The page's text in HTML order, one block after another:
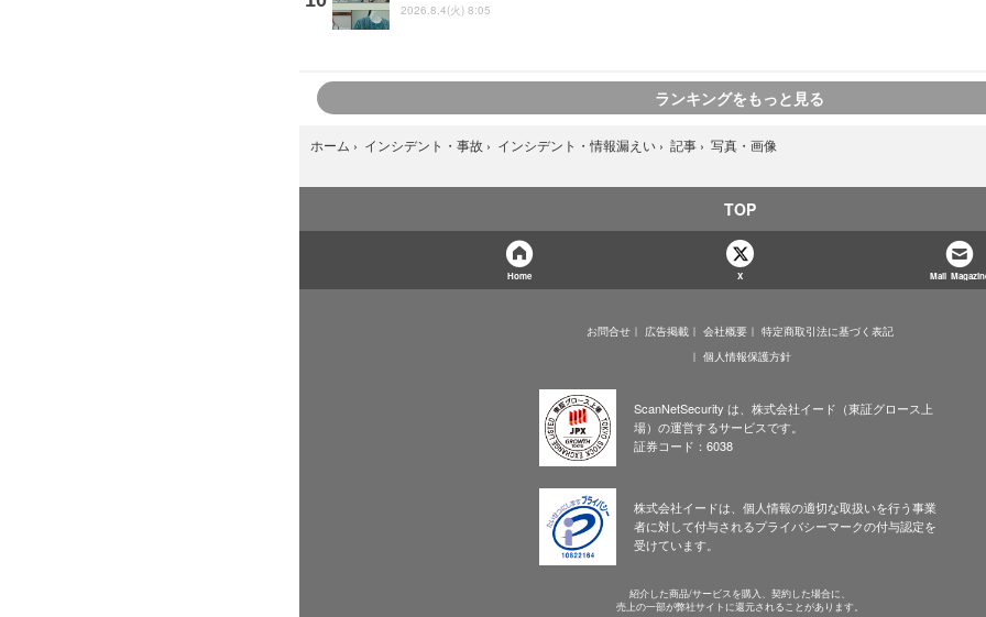
2026.8.4(火) 8:05
ランキングをもっと見る
ホーム › インシデント・事故 › インシデント・情報漏えい › 記事 › 写真・画像
TOP
Home X Mail
お問合せ 広告掲載 会社概要
特定商取引法に基づく表記
個人情報保護方針
ScanNetSecurity は、株式会社イード（東証グロース上
場）の運営するサービスです。
証券コード：6038
株式会社イードは、個人情報の適切な取扱いを行う事業
者に対して付与されるプライバシーマークの付与認定を
受けています。
紹介した商品/サービスを購入、契約した場合に、
売上の一部が弊社サイトに還元されることがあります。